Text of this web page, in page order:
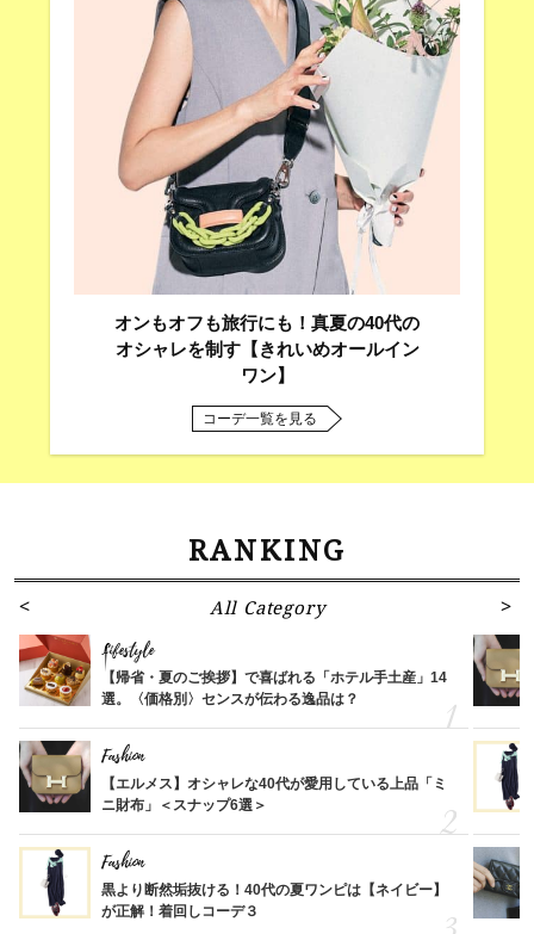
オンもオフも旅行にも！真夏の40代の
オシャレを制す【きれいめオールイン
ワン】
コーデ一覧を見る
RANKING
All Category
Lifestyle
【帰省・夏のご挨拶】で喜ばれる「ホテル手土産」14
選。〈価格別〉センスが伝わる逸品は？
Fashion
【エルメス】オシャレな40代が愛用している上品「ミ
ニ財布」＜スナップ6選＞
Fashion
黒より断然垢抜ける！40代の夏ワンピは【ネイビー】
が正解！着回しコーデ３